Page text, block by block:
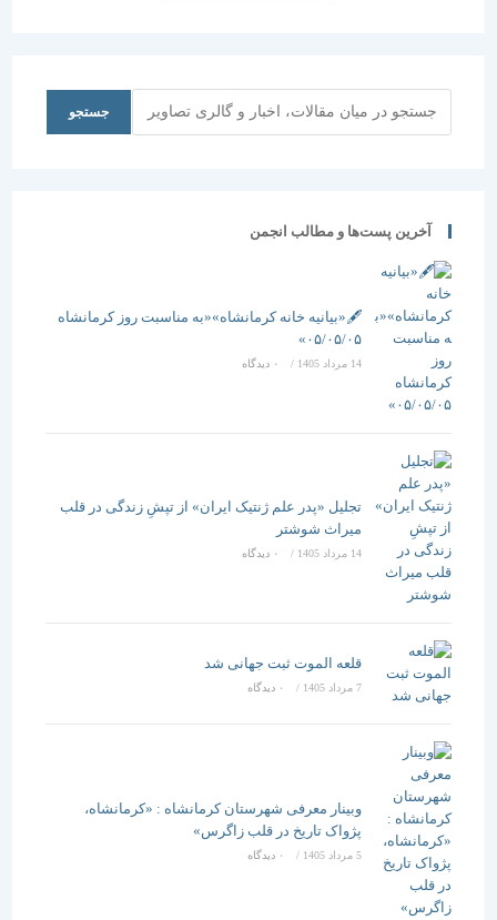
جستجو
آخرین پست‌ها و مطالب انجمن
🖋️«بیانیه خانه کرمانشاه»«به مناسبت روز کرمانشاه
۰۵/۰۵/۰۵»
/ ۰ دیدگاه
تجلیل «پدر علم ژنتیک ایران» از تپشِ زندگی در قلب
میراث شوشتر
14 مرداد 1405 / ۰ دیدگاه
قلعه الموت ثبت جهانی شد
/ ۰ دیدگاه
وبینار معرفی شهرستان کرمانشاه : «کرمانشاه،
پژواک تاریخ در قلب زاگرس»
5 مرداد 1405 / ۰ دیدگاه